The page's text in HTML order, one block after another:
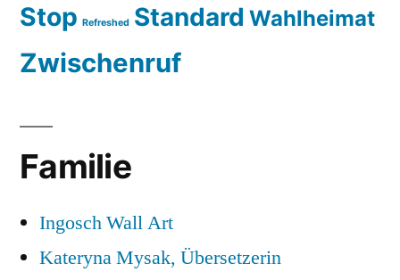
Stop Refreshed Standard Wahlheimat
Zwischenruf
Familie
Ingosch Wall Art
Kateryna Mysak, Übersetzerin